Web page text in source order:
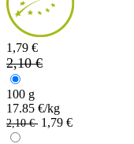
1,79 €
2,10 €
100 g
17.85 €/kg
2,10 € 1,79 €